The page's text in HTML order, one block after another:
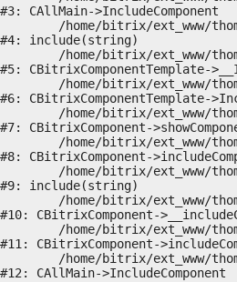
#3: CAllMain->IncludeComponent
#4: include(string)
#5: CBitrixComponentTemplate-
#6: CBitrixComponentTemplate-
#7: CBitrixComponent-
#8: CBitrixComponent-
#9: include(string)
#10: CBitrixComponent-
#11: CBitrixComponent-
#12: CAllMain->IncludeComponent